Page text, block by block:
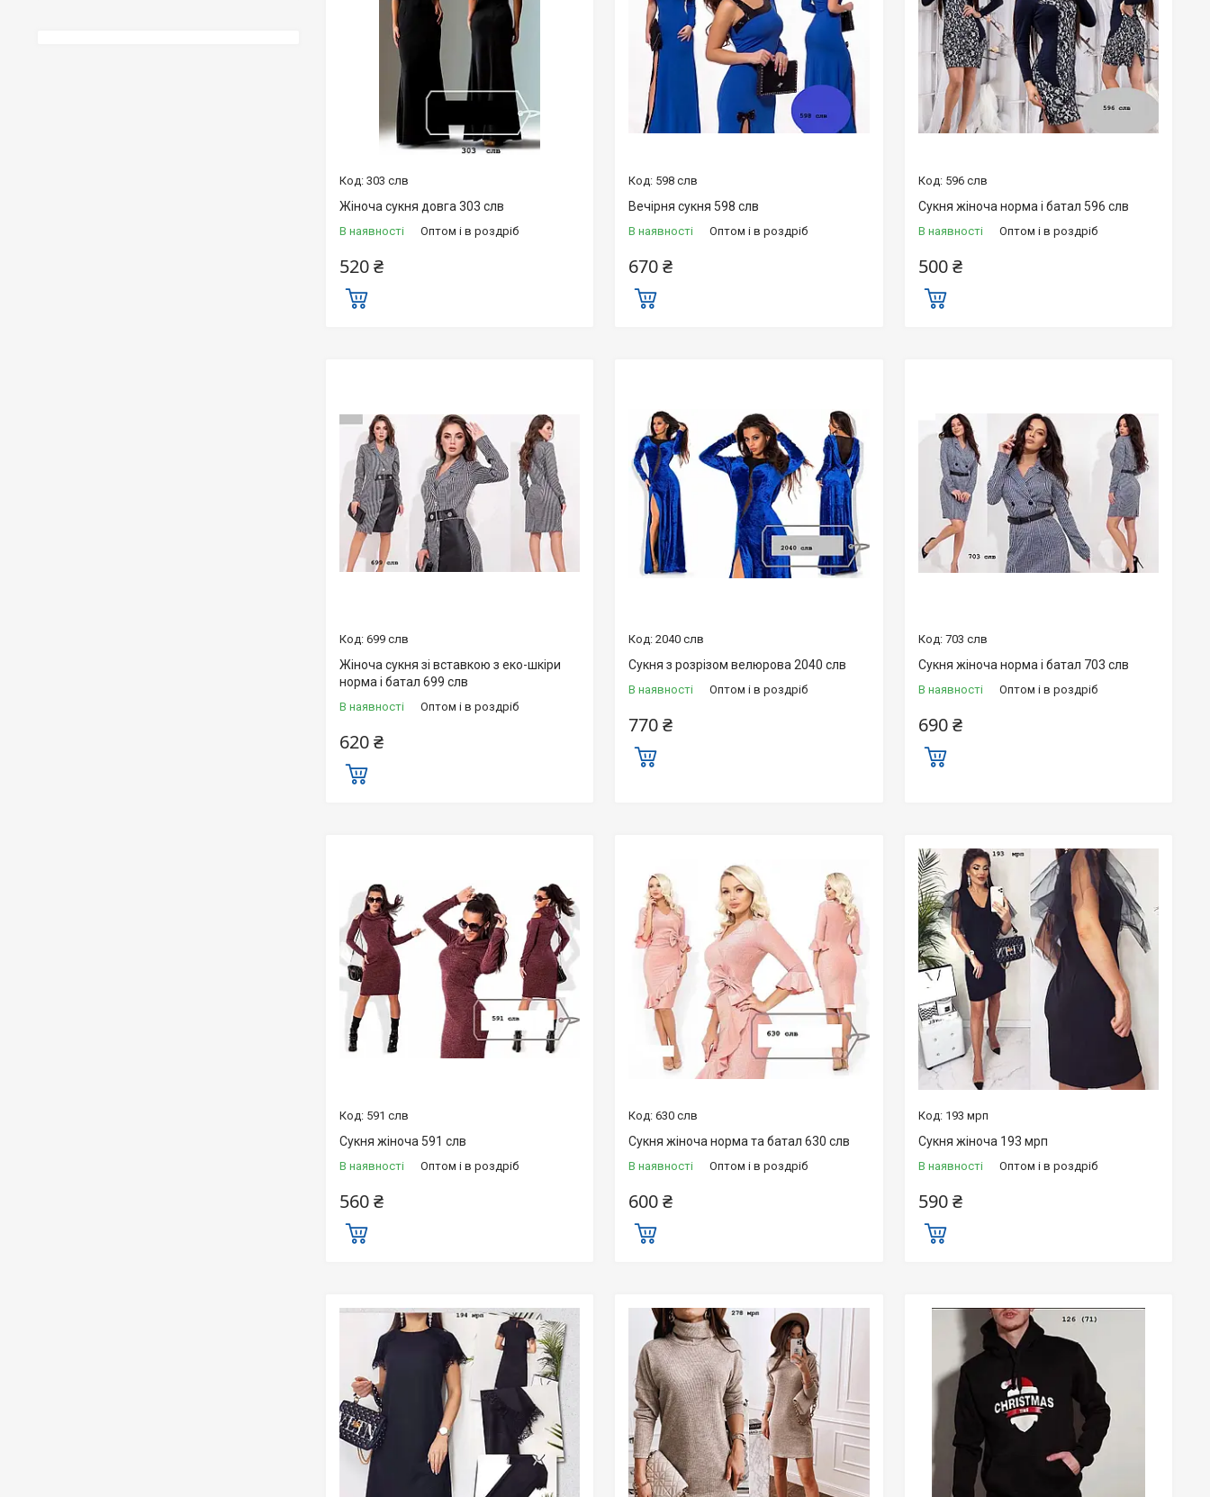
303 слв
Жіноча сукня довга 303 слв
В наявності Оптом і в роздріб
520 ₴
598 слв
Вечірня сукня 598 слв
В наявності Оптом і в роздріб
670 ₴
596 слв
Сукня жіноча норма і батал 596 слв
В наявності Оптом і в роздріб
500 ₴
699 слв
Жіноча сукня зі вставкою з еко-шкіри
норма і батал 699 слв
В наявності Оптом і в роздріб
620 ₴
2040 слв
Сукня з розрізом велюрова 2040 слв
В наявності Оптом і в роздріб
770 ₴
703 слв
Сукня жіноча норма і батал 703 слв
В наявності Оптом і в роздріб
690 ₴
591 слв
Сукня жіноча 591 слв
В наявності Оптом і в роздріб
560 ₴
630 слв
Сукня жіноча норма та батал 630 слв
В наявності Оптом і в роздріб
600 ₴
193 мрп
Сукня жіноча 193 мрп
В наявності Оптом і в роздріб
590 ₴